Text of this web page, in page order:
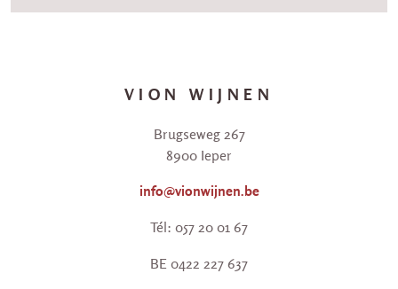
VION WIJNEN
Brugseweg 267
8900 Ieper
info@vionwijnen.be
Tél: 057 20 01 67
BE 0422 227 637